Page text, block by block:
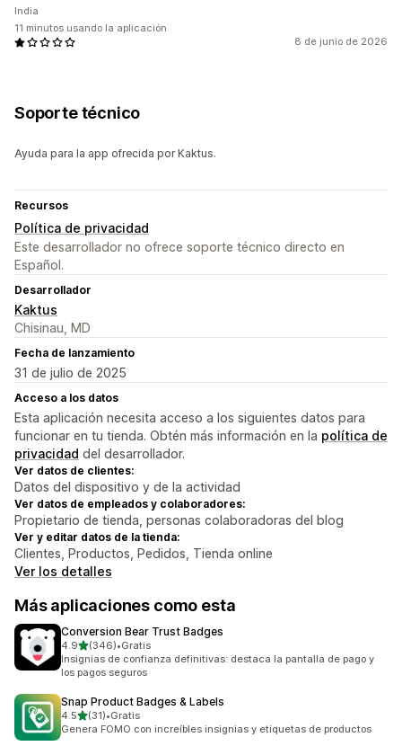
8 de junio de 2026
India
11 minutos usando la aplicación
Soporte técnico
Ayuda para la app ofrecida por Kaktus.
Recursos
Política de privacidad
Este desarrollador no ofrece soporte técnico directo en
Español.
Desarrollador
Kaktus
Chisinau, MD
Fecha de lanzamiento
31 de julio de 2025
Acceso a los datos
Esta aplicación necesita acceso a los siguientes datos para
funcionar en tu tienda. Obtén más información en la política de
privacidad del desarrollador.
Ver datos de clientes:
Datos del dispositivo y de la actividad
Ver datos de empleados y colaboradores:
Propietario de tienda, personas colaboradoras del blog
Ver y editar datos de la tienda:
Clientes, Productos, Pedidos, Tienda online
Ver los detalles
Más aplicaciones como esta
Conversion Bear Trust Badges
4.9de 5 estrellas
(346)
346 reseñas en total
•Gratis
Insignias de confianza definitivas: destaca la pantalla de pago y
los pagos seguros
Snap Product Badges & Labels
4.5de 5 estrellas
(31)
31 reseñas en total
•Gratis
Genera FOMO con increíbles insignias y etiquetas de productos